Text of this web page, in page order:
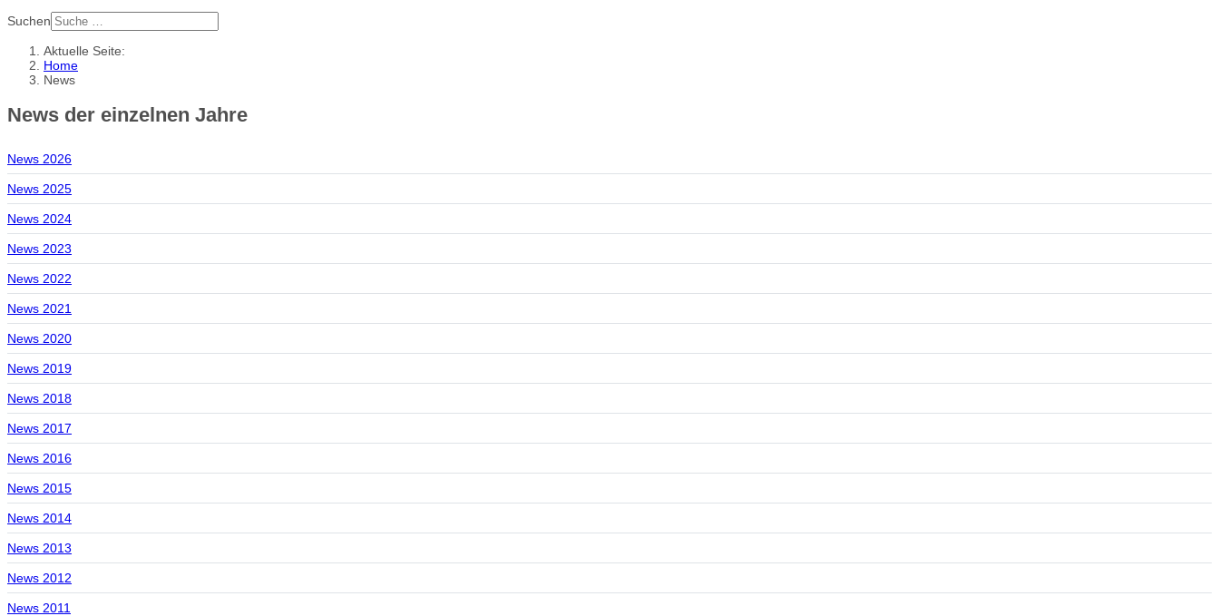
Suchen
Aktuelle Seite:
Home
News
News der einzelnen Jahre
News 2026
News 2025
News 2024
News 2023
News 2022
News 2021
News 2020
News 2019
News 2018
News 2017
News 2016
News 2015
News 2014
News 2013
News 2012
News 2011